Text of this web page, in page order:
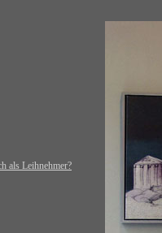
als Leihnehmer?